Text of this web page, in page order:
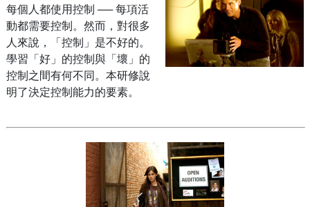
每個人都使用控制 ── 每項活
動都需要控制。然而，對很多
人來說，「控制」是不好的。
學習「好」的控制與「壞」的
控制之間有何不同。本研修說
明了決定控制能力的要素。